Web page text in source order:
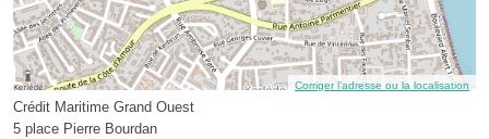
Corriger l’adresse ou la localisation
Crédit Maritime Grand Ouest
5 place Pierre Bourdan